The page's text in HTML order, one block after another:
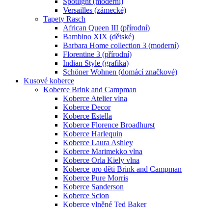
Versailles (zámecké)
Tapety Rasch
African Queen III (přírodní)
Bambino XIX (dětské)
Barbara Home collection 3 (moderní)
Florentine 3 (přírodní)
Indian Style (grafika)
Schöner Wohnen (domácí značkové)
Kusové koberce
Koberce Brink and Campman
Koberce Atelier vlna
Koberce Decor
Koberce Estella
Koberce Florence Broadhurst
Koberce Harlequin
Koberce Laura Ashley
Koberce Marimekko vlna
Koberce Orla Kiely vlna
Koberce pro děti Brink and Campman
Koberce Pure Morris
Koberce Sanderson
Koberce Scion
Koberce vlněné Ted Baker